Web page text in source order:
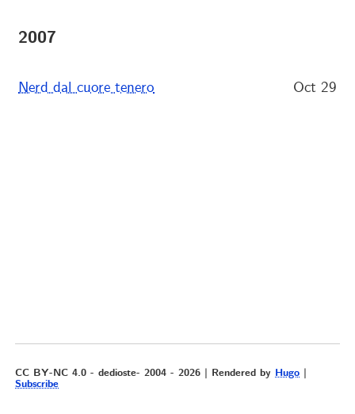
2007
Nerd dal cuore tenero Oct 29
CC BY-NC 4.0 - dedioste- 2004 - 2026 | Rendered byHugo |
Subscribe